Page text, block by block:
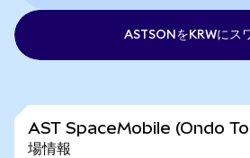
ASTSONをKRWにス
AST SpaceMobile (Ondo
場情報